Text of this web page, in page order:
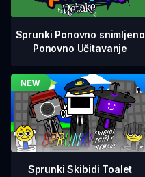
Sprunki Ponovno snimljeno
Ponovno Učitavanje
Sprunki Skibidi Toalet